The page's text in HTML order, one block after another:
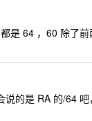
是 64 ，60 除了
说的是 RA 的/64